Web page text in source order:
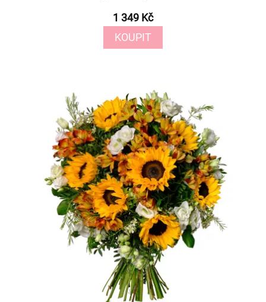
1 349 Kč
KOUPIT